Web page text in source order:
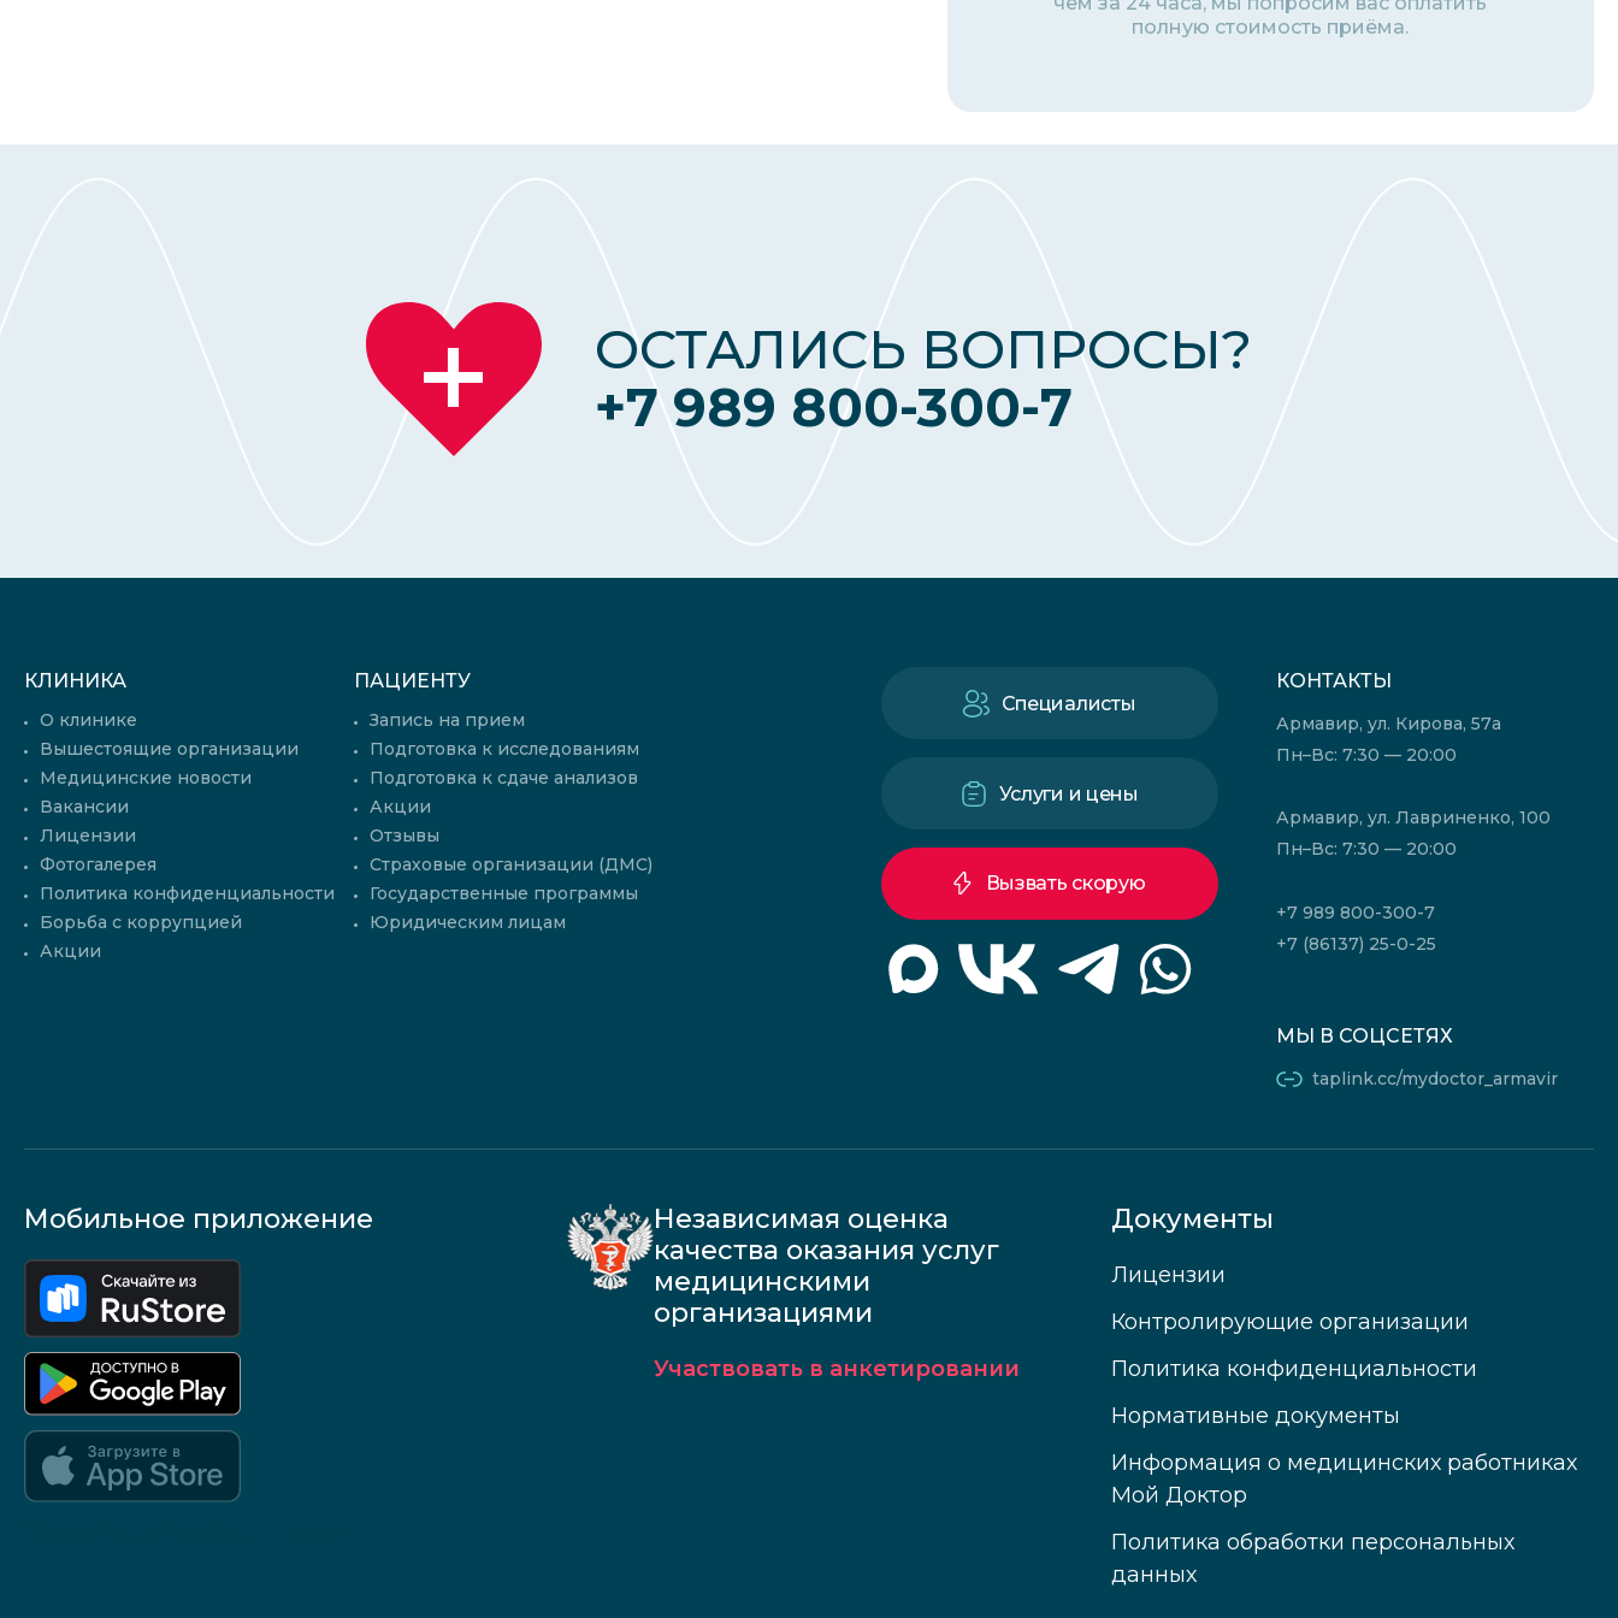
полную стоимость приёма.
ОСТАЛИСЬ ВОПРОСЫ?
+7 989 800-300-7
КЛИНИКА
О клинике
Вышестоящие организации
Медицинские новости
Вакансии
Лицензии
Фотогалерея
Политика конфиденциальности
Борьба с коррупцией
Акции
ПАЦИЕНТУ
Запись на прием
Подготовка к исследованиям
Подготовка к сдаче анализов
Акции
Отзывы
Страховые организации (ДМС)
Государственные программы
Юридическим лицам
Специалисты
Услуги и цены
Вызвать скорую
КОНТАКТЫ
Армавир, ул. Кирова, 57а
Пн–Вс: 7:30 — 20:00
Армавир, ул. Лавриненко, 100
Пн–Вс: 7:30 — 20:00
+7 989 800-300-7
+7 (86137) 25-0-25
МЫ В СОЦСЕТЯХ
taplink.cc/mydoctor_armavir
Мобильное приложение
Независимая оценка
качества оказания услуг
медицинскими
организациями
Участвовать в анкетировании
Документы
Лицензии
Контролирующие организации
Политика конфиденциальности
Нормативные документы
Информация о медицинских работниках
Мой Доктор
Политика обработки персональных
данных